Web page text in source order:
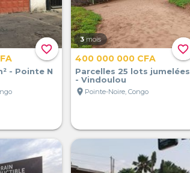
favorite_border
- Pointe N
favorite_border
3 mois
400 000 000 CFA
Parcelles 25 lots jumelées
- Vindoulou
location_on Pointe-Noire, Congo